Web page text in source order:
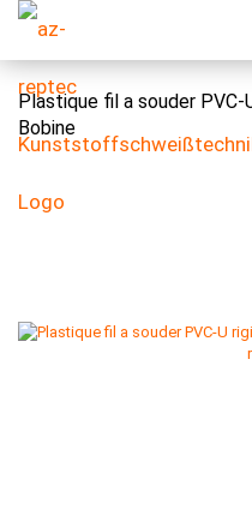
Plastique fil a souder PVC-
Bobine